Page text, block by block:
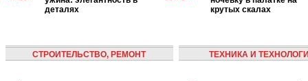
деталях
крутых скалах
СТРОИТЕЛЬСТВО, РЕМОНТ ТЕХНИКА И